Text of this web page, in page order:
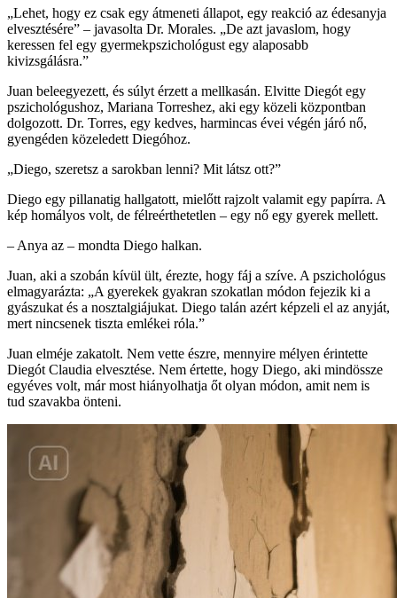
„Lehet, hogy ez csak egy átmeneti állapot, egy reakció az édesanyja
elvesztésére” – javasolta Dr. Morales. „De azt javaslom, hogy
keressen fel egy gyermekpszichológust egy alaposabb
kivizsgálásra.”
Juan beleegyezett, és súlyt érzett a mellkasán. Elvitte Diegót egy
pszichológushoz, Mariana Torreshez, aki egy közeli központban
dolgozott. Dr. Torres, egy kedves, harmincas évei végén járó nő,
gyengéden közeledett Diegóhoz.
„Diego, szeretsz a sarokban lenni? Mit látsz ott?”
Diego egy pillanatig hallgatott, mielőtt rajzolt valamit egy papírra. A
kép homályos volt, de félreérthetetlen – egy nő egy gyerek mellett.
– Anya az – mondta Diego halkan.
Juan, aki a szobán kívül ült, érezte, hogy fáj a szíve. A pszichológus
elmagyarázta: „A gyerekek gyakran szokatlan módon fejezik ki a
gyászukat és a nosztalgiájukat. Diego talán azért képzeli el az anyját,
mert nincsenek tiszta emlékei róla.”
Juan elméje zakatolt. Nem vette észre, mennyire mélyen érintette
Diegót Claudia elvesztése. Nem értette, hogy Diego, aki mindössze
egyéves volt, már most hiányolhatja őt olyan módon, amit nem is
tud szavakba önteni.